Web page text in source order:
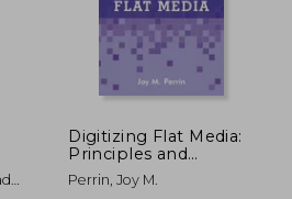
40%
dcto.
Digitizing Flat Media:
Principles and
Practices (en Inglés)
Perrin, Joy M.